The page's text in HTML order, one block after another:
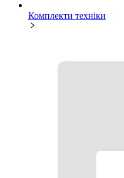
Комплекти техніки